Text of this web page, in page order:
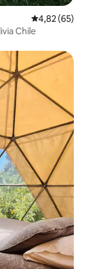
Średnia
4,82 (65)
Chile